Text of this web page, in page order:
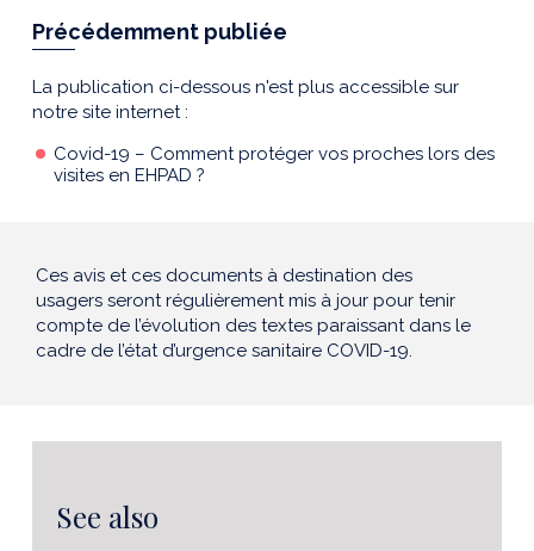
Précédemment publiée
La publication ci-dessous n'est plus accessible sur
notre site internet :
Covid-19 – Comment protéger vos proches lors des
visites en EHPAD ?
Ces avis et ces documents à destination des
usagers seront régulièrement mis à jour pour tenir
compte de l’évolution des textes paraissant dans le
cadre de l’état d’urgence sanitaire COVID-19.
See also